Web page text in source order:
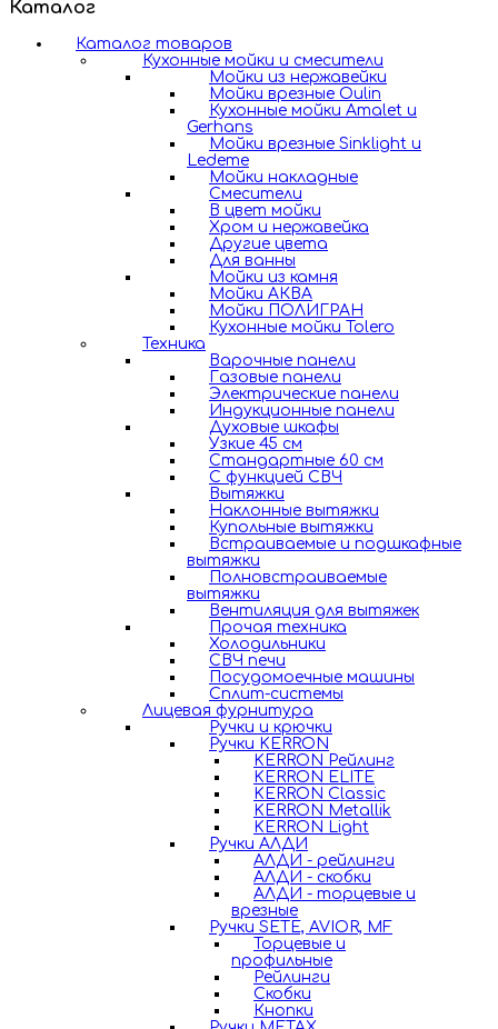
Каталог
Каталог товаров
Кухонные мойки и смесители
Мойки из нержавейки
Мойки врезные Oulin
Кухонные мойки Amalet и
Gerhans
Мойки врезные Sinklight и
Ledeme
Мойки накладные
Смесители
В цвет мойки
Хром и нержавейка
Другие цвета
Для ванны
Мойки из камня
Мойки АКВА
Мойки ПОЛИГРАН
Кухонные мойки Tolero
Техника
Варочные панели
Газовые панели
Электрические панели
Индукционные панели
Духовые шкафы
Узкие 45 см
Стандартные 60 см
С функцией СВЧ
Вытяжки
Наклонные вытяжки
Купольные вытяжки
Встраиваемые и подшкафные
вытяжки
Полновстраиваемые
вытяжки
Вентиляция для вытяжек
Прочая техника
Холодильники
СВЧ печи
Посудомоечные машины
Сплит-системы
Лицевая фурнитура
Ручки и крючки
Ручки KERRON
KERRON Рейлинг
KERRON ELITE
KERRON Classic
KERRON Metallik
KERRON Light
Ручки АЛДИ
АЛДИ - рейлинги
АЛДИ - скобки
АЛДИ - торцевые и
врезные
Ручки SETE, AVIOR, MF
Торцевые и
профильные
Рейлинги
Скобки
Кнопки